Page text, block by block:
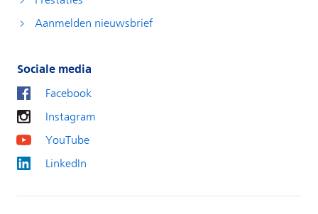
Aanmelden nieuwsbrief
Sociale media
Facebook
Instagram
YouTube
LinkedIn